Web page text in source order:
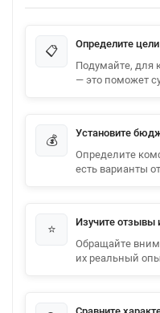
📋
Определите
Подумайте, для
— это поможет
💰
Установите
Определите
есть варианты
⭐
Изучите отзывы
Обращайте
их реальный